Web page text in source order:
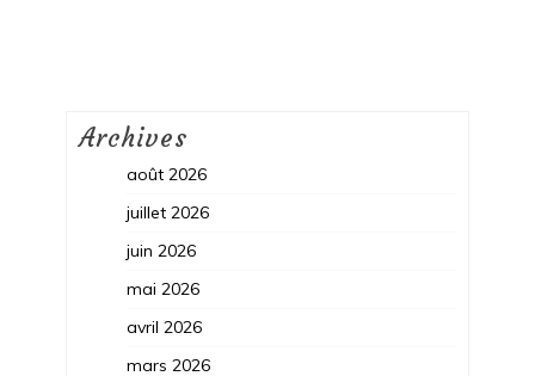
Archives
août 2026
juillet 2026
juin 2026
mai 2026
avril 2026
mars 2026